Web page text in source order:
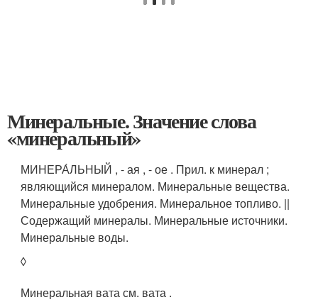
Минеральные. Значение слова
«минеральный»
МИНЕРА́ЛЬНЫЙ , - ая , - ое . Прил. к минерал ;
являющийся минералом. Минеральные вещества.
Минеральные удобрения. Минеральное топливо. ||
Содержащий минералы. Минеральные источники.
Минеральные воды.
◊
Минеральная вата см. вата .